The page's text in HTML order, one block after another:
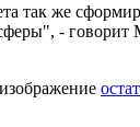
так же
-